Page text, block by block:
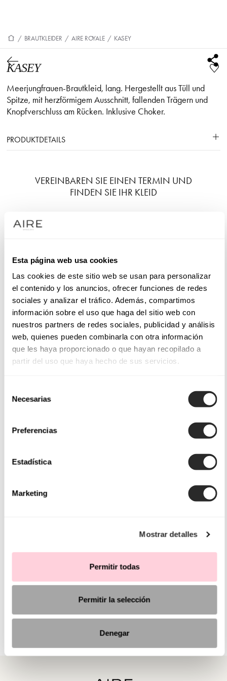
Esta página web usa cookies
Las cookies de este sitio web se usan para personalizar
el contenido y los anuncios, ofrecer funciones de redes
sociales y analizar el tráfico. Además, compartimos
información sobre el uso que haga del sitio web con
nuestros partners de redes sociales, publicidad y análisis
web, quienes pueden combinarla con otra información
que les haya proporcionado o que hayan recopilado a
partir del uso que haya hecho de sus servicios.
Necesarias
Preferencias
Estadística
Marketing
Mostrar detalles
Permitir todas
Permitir la selección
Denegar
/ BRAUTKLEIDER / AIRE ROYALE / KASEY
KASEY
Meerjungfrauen-Brautkleid, lang. Hergestellt aus Tüll und
Spitze, mit herzförmigem Ausschnitt, fallenden Trägern und
Knopfverschluss am Rücken. Inklusive Choker.
PRODUKTDETAILS
VEREINBAREN SIE EINEN TERMIN UND
FINDEN SIE IHR KLEID